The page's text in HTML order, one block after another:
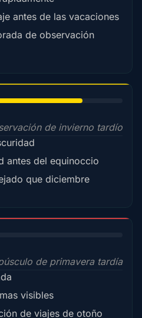
antes de las vacaciones
de observación
de invierno tardío
antes del equinoccio
que diciembre
de primavera tardía
visibles
de viajes de otoño